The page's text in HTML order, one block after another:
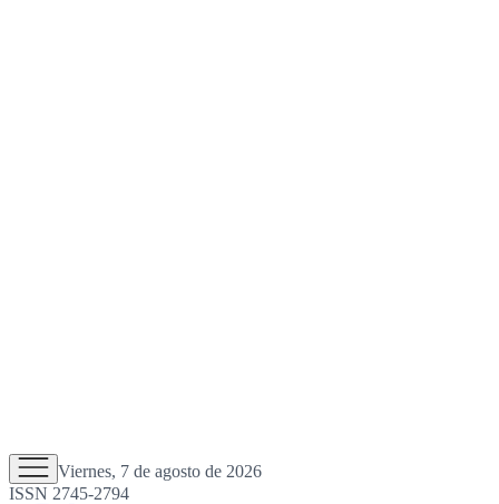
Viernes, 7 de agosto de 2026
ISSN 2745-2794